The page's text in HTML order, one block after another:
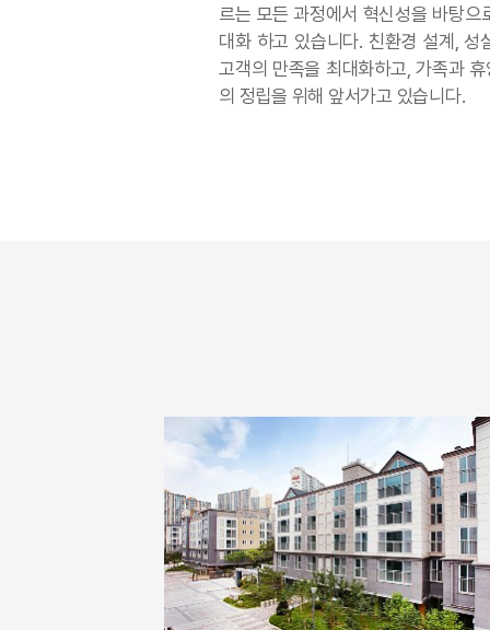
르는 모든 과정에서 혁신성을 바탕으
대화 하고 있습니다. 친환경 설계, 성
고객의 만족을 최대화하고, 가족과
의 정립을 위해 앞서가고 있습니다.